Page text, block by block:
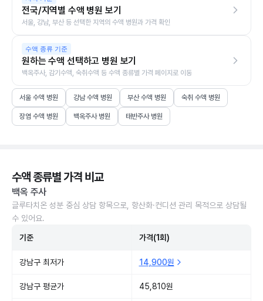
전국/지역별 수액 병원 보기
서울, 강남, 부산 등 선택한 지역의 수액 병원과 가격 확인
수액 종류 기준
원하는 수액 선택하고 병원 보기
백옥주사, 감기수액, 숙취수액 등 수액 종류별 가격 페이지로 이동
서울 수액 병원 강남 수액 병원 부산 수액 병원 숙취 수액 병원
장염 수액 병원 백옥주사 병원 태반주사 병원
수액 종류별 가격 비교
백옥 주사
글루타치온 성분 중심 상담 항목으로, 항산화·컨디션 관리 목적으로 상담될
수 있어요.
기준 가격(1회)
강남구 최저가 14,900원
강남구 평균가 45,810원